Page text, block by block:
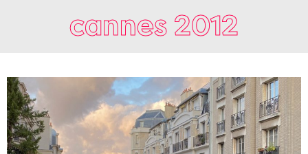
cannes 2012